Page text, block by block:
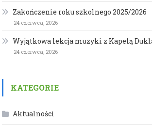
Zakończenie roku szkolnego 2025/2026
24 czerwca, 2026
Wyjątkowa lekcja muzyki z Kapelą
24 czerwca, 2026
KATEGORIE
Aktualności